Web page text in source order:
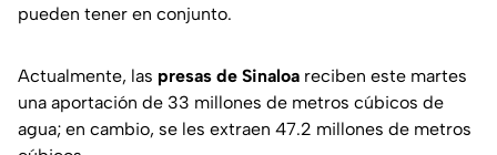
pueden tener en conjunto.
Actualmente, las presas de Sinaloa reciben este martes
una aportación de 33 millones de metros cúbicos de
agua; en cambio, se les extraen 47.2 millones de metros